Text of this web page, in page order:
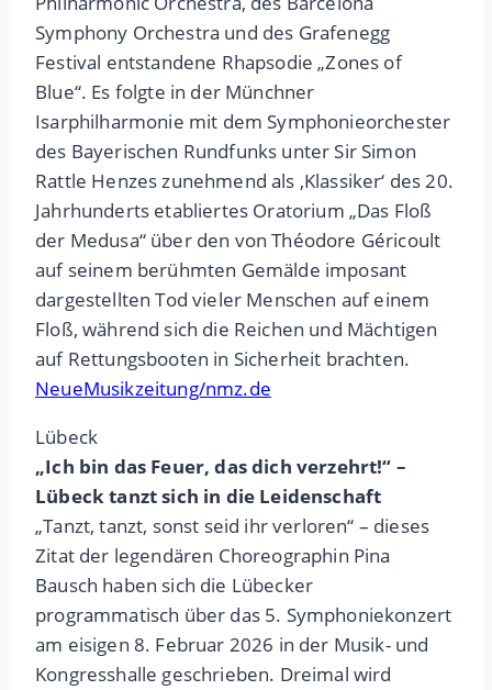
Symphony Orchestra und des Grafenegg
Festival entstandene Rhapsodie „Zones of
Blue“. Es folgte in der Münchner
Isarphilharmonie mit dem Symphonieorchester
des Bayerischen Rundfunks unter Sir Simon
Rattle Henzes zunehmend als ‚Klassiker‘ des 20.
Jahrhunderts etabliertes Oratorium „Das Floß
der Medusa“ über den von Théodore Géricoult
auf seinem berühmten Gemälde imposant
dargestellten Tod vieler Menschen auf einem
Floß, während sich die Reichen und Mächtigen
auf Rettungsbooten in Sicherheit brachten.
NeueMusikzeitung/nmz.de
Lübeck
„Ich bin das Feuer, das dich verzehrt!“ –
Lübeck tanzt sich in die Leidenschaft
„Tanzt, tanzt, sonst seid ihr verloren“ – dieses
Zitat der legendären Choreographin Pina
Bausch haben sich die Lübecker
programmatisch über das 5. Symphoniekonzert
am eisigen 8. Februar 2026 in der Musik- und
Kongresshalle geschrieben. Dreimal wird